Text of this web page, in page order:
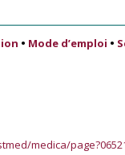
• Mode d’emploi •
medica/